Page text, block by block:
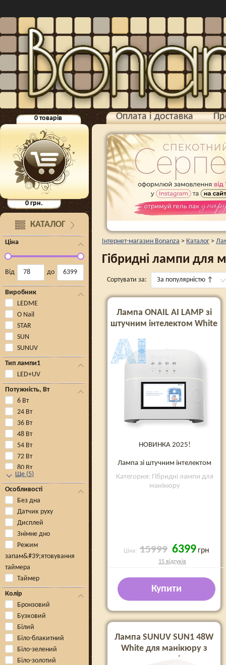
0 товарів
0грн.
КАТАЛОГ
Ціна
Від до
Виробник
LEDME
O Nail
STAR
SUN
SUNUV
Тип лампи1
LED+UV
Потужність, Вт
6 Вт
24 Вт
36 Вт
48 Вт
54 Вт
72 Вт
80 Вт
Ще (5)
Особливості
Без дна
Датчик руху
Дисплей
Знімне дно
Режим
запам&#39;ятовування
таймера
Таймер
Колір
Бронзовий
Бузковий
Білий
Біло-блакитний
Біло-зелений
Біло-золотий
Оплата і доставка
Інтернет-магазин Bonanza > Каталог >
Гібридні лампи для
Сортувати за: За популярністю ↑
Лампа ONAIL AI LAMP зі
штучним інтелектом White
НОВИНКА 2025!
Лампа зі штучним інтелектом
Категория: Гібридні лампи для
манікюру
Ціна: 15999 6399 грн
15 відгуків
Купити
Лампа SUNUV SUN1 48W
White для манікюру з
кварцевими діодами